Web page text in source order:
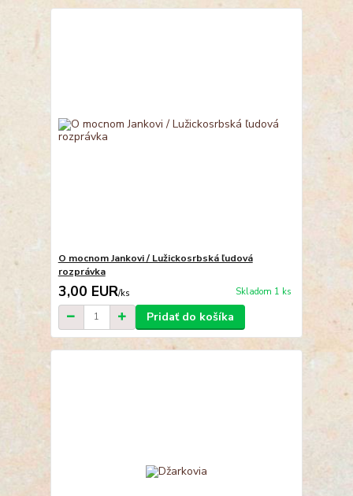
O mocnom Jankovi / Lužickosrbská ľudová
rozprávka
3,00 EUR/ks Skladom 1 ks
Pridať do košíka